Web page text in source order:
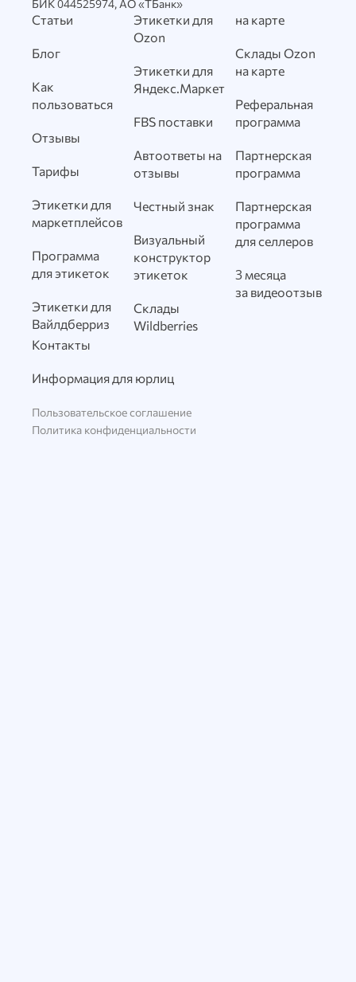
БИК 044525974, АО «ТБанк»
Статьи
Блог
Как
пользоваться
Отзывы
Тарифы
Этикетки для
маркетплейсов
Программа
для этикеток
Этикетки для
Вайлдберриз
Этикетки для
Ozon
Этикетки для
Яндекс.Маркет
FBS поставки
Автоответы на
отзывы
Честный знак
Визуальный
конструктор
этикеток
Склады
Wildberries
на карте
Склады Ozon
на карте
Реферальная
программа
Партнерская
программа
Партнерская
программа
для селлеров
3 месяца
за видеоотзыв
Контакты
Информация для юрлиц
Пользовательское соглашение
Политика конфиденциальности